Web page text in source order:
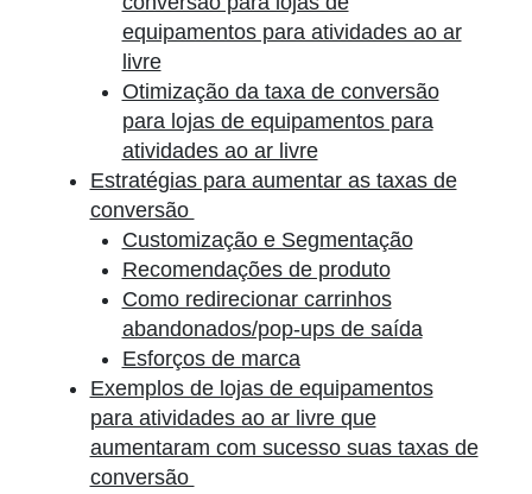
equipamentos para atividades ao ar
livre
Otimização da taxa de conversão
para lojas de equipamentos para
atividades ao ar livre
Estratégias para aumentar as taxas de
conversão
Customização e Segmentação
Recomendações de produto
Como redirecionar carrinhos
abandonados/pop-ups de saída
Esforços de marca
Exemplos de lojas de equipamentos
para atividades ao ar livre que
aumentaram com sucesso suas taxas de
conversão